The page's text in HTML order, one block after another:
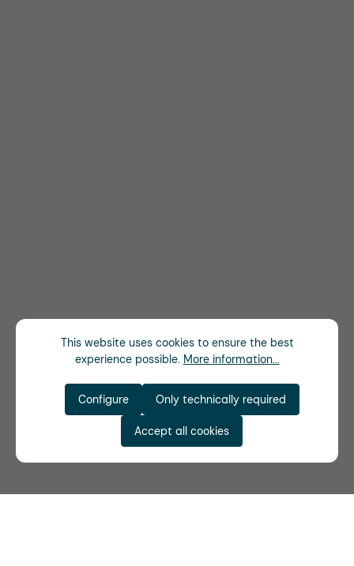
This website uses cookies to ensure the best
experience possible. More information...
Only technically required
Configure
Accept all cookies